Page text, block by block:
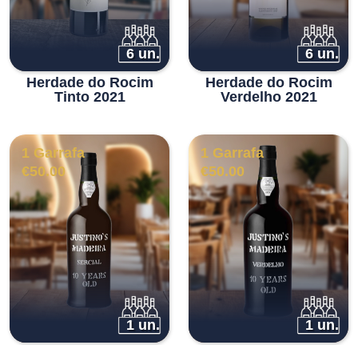
6 un.
Herdade do Rocim
Tinto 2021
6 un.
Herdade do Rocim
Verdelho 2021
1 Garrafa
€50.00
1 un.
1 Garrafa
€50.00
1 un.